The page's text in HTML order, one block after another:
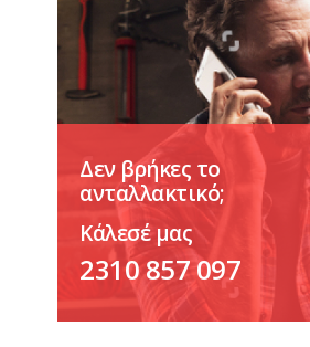
Δεν βρήκες το
ανταλλακτικό;
Κάλεσέ μας
2310 857 097